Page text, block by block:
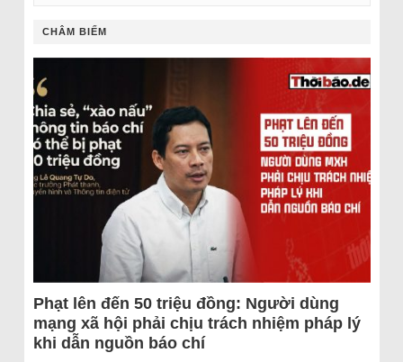
CHÂM BIẾM
Phạt lên đến 50 triệu đồng: Người dùng
mạng xã hội phải chịu trách nhiệm pháp lý
khi dẫn nguồn báo chí